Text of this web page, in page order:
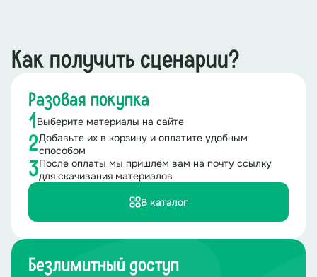
Как получить сценарии?
Разовая покупка
1 Выберите материалы на сайте
2Добавьте их в корзину и оплатите удобным
способом
3После оплаты мы пришлём вам на почту ссылку
для скачивания материалов
В каталог
Безлимитный доступ